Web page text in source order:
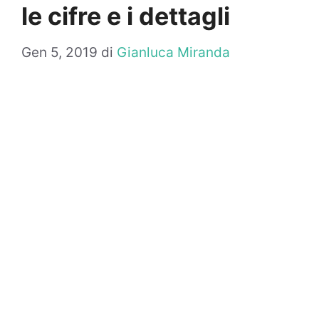
le cifre e i dettagli
Gen 5, 2019 di Gianluca Miranda